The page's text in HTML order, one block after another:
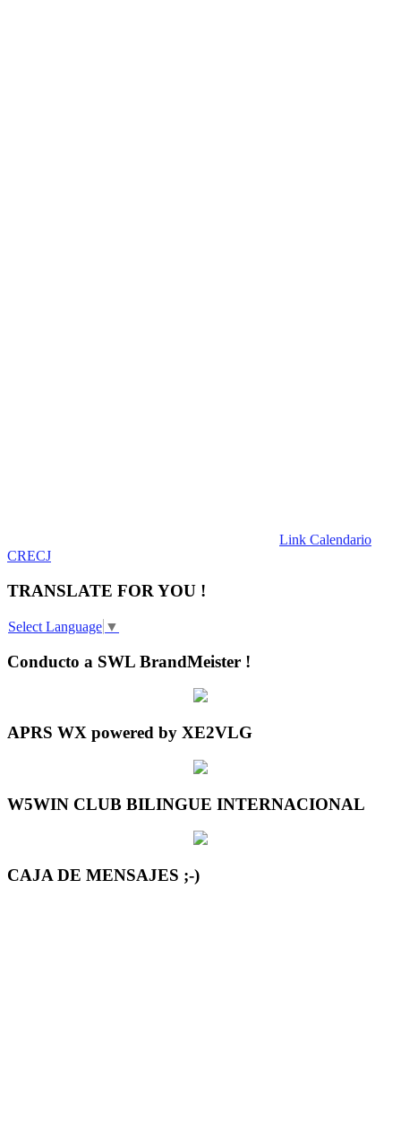
Link Calendario
CRECJ
TRANSLATE FOR YOU !
Select Language ▼
Conducto a SWL BrandMeister !
APRS WX powered by XE2VLG
W5WIN CLUB BILINGUE INTERNACIONAL
CAJA DE MENSAJES ;-)